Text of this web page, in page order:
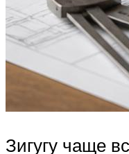
Зигугу чаще